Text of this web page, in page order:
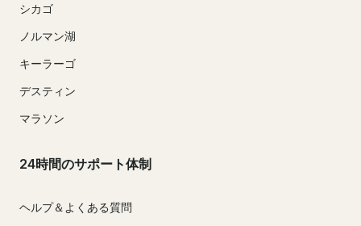
シカゴ
ノルマン湖
キーラーゴ
デスティン
マラソン
24時間のサポート体制
ヘルプ＆よくある質問